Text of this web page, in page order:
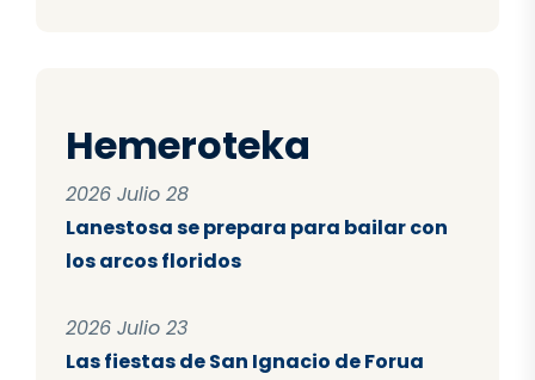
Hemeroteka
2026 Julio 28
Lanestosa se prepara para bailar con
los arcos floridos
2026 Julio 23
Las fiestas de San Ignacio de Forua